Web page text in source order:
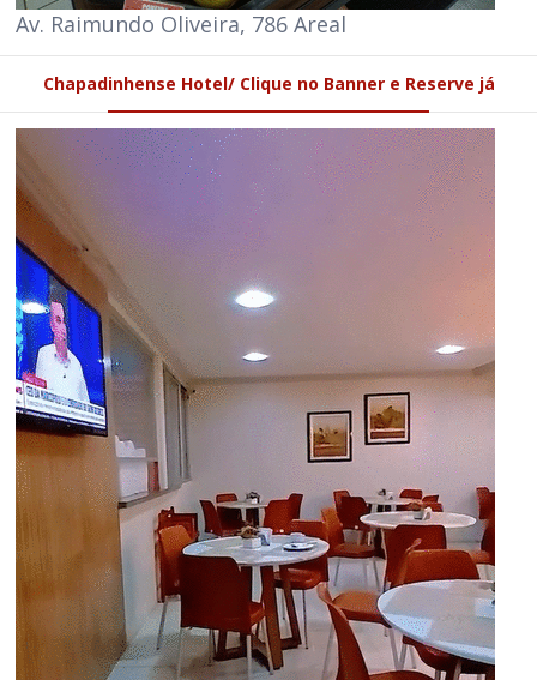
Av. Raimundo Oliveira, 786 Areal
Chapadinhense Hotel/ Clique no Banner e Reserve já